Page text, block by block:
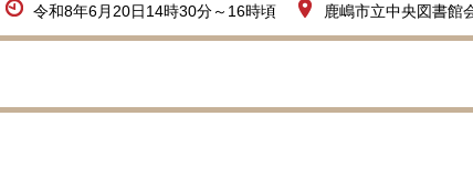
令和8年6月20日14時30分～16時頃 鹿嶋市立中央図書館